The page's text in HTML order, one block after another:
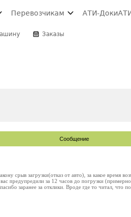
Перевозчикам АТИ-Доки
Заказы
Сообщение
срыв загрузки(отказ от авто), за какое время
предупредили за 12 часов до погрузки
заранее за отклики. Вроде где то читал, что